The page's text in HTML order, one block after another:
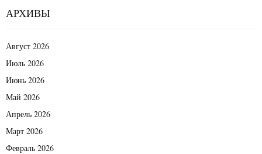
АРХИВЫ
Август 2026
Июль 2026
Июнь 2026
Май 2026
Апрель 2026
Март 2026
Февраль 2026